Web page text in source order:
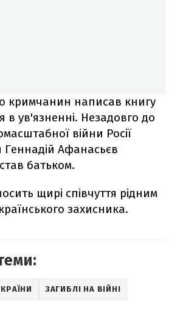
кримчанин написав книгу
в ув'язненні. Незадовго до
війни Росії
Геннадій Афанасьєв
батьком.
щирі співчуття рідним
захисника.
ЗАГИБЛІ НА ВІЙНІ